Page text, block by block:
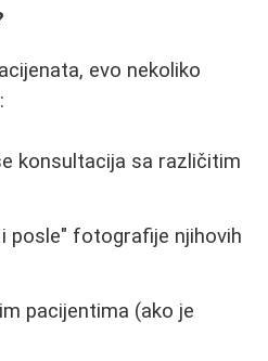
evo nekoliko
konsultacija sa različitim
posle" fotografije njihovih
pacijentima (ako je